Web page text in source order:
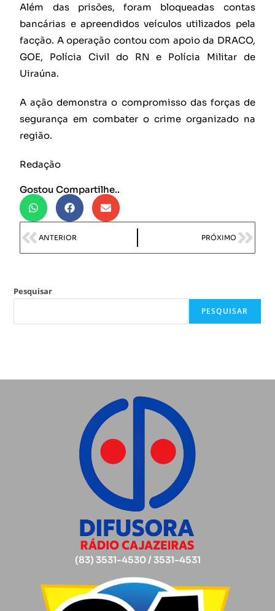
Além das prisões, foram bloqueadas contas
bancárias e apreendidos veículos utilizados pela
facção. A operação contou com apoio da DRACO,
GOE, Polícia Civil do RN e Polícia Militar de
Uiraúna.
A ação demonstra o compromisso das forças de
segurança em combater o crime organizado na
região.
Redação
Gostou Compartilhe..
ANTERIOR PRÓXIMO
Pesquisar
PESQUISAR
(83) 3531-4530 / 3531-4531